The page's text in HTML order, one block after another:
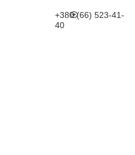
+380 (66) 523-41-
40